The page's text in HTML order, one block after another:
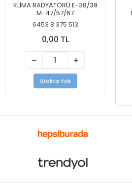
KLİMA RADYATÖRÜ E-38/39
M-47/57/67
6453 8 375 513
0,00 TL
Stokta Yok